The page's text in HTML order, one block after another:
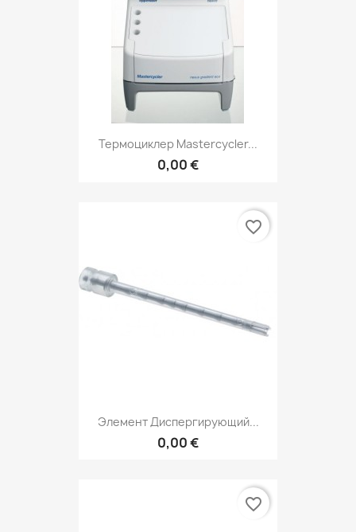
Термоциклер Mastercycler...
0,00 €
Элемент Диспергирующий...
0,00 €
favorite_border
favorite_border